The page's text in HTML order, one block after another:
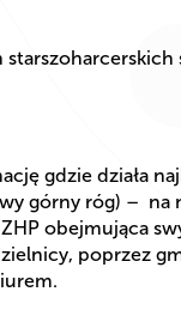
gdzie działa
górny róg) –
obejmująca
poprzez